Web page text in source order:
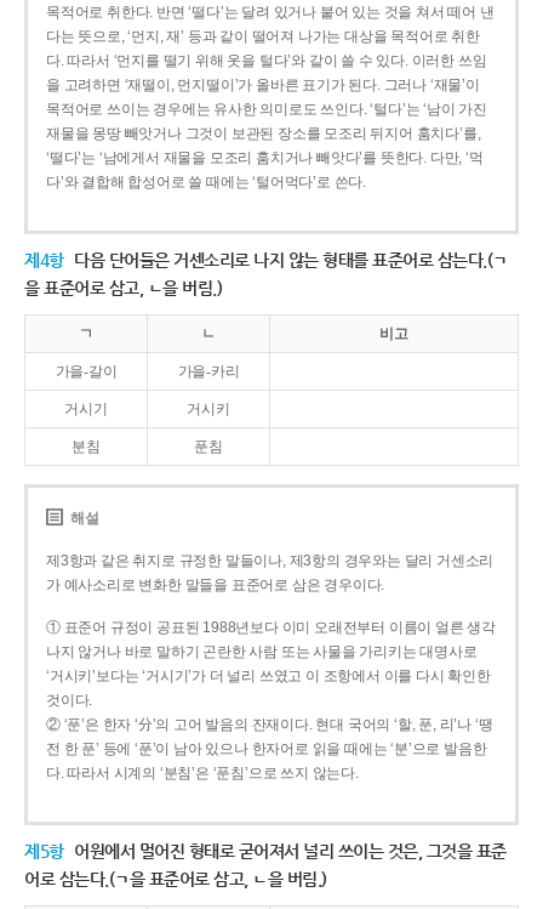
목적어로 취한다. 반면 ‘떨다’는 달려 있거나 붙어 있는 것을 쳐서 떼어 낸
다는 뜻으로, ‘먼지, 재’ 등과 같이 떨어져 나가는 대상을 목적어로 취한
다. 따라서 ‘먼지를 떨기 위해 옷을 털다’와 같이 쓸 수 있다. 이러한 쓰임
을 고려하면 ‘재떨이, 먼지떨이’가 올바른 표기가 된다. 그러나 ‘재물’이
목적어로 쓰이는 경우에는 유사한 의미로도 쓰인다. ‘털다’는 ‘남이 가진
재물을 몽땅 빼앗거나 그것이 보관된 장소를 모조리 뒤지어 훔치다’를,
‘떨다’는 ‘남에게서 재물을 모조리 훔치거나 빼앗다’를 뜻한다. 다만, ‘먹
다’와 결합해 합성어로 쓸 때에는 ‘털어먹다’로 쓴다.
제4항 다음 단어들은 거센소리로 나지 않는 형태를 표준어로 삼는다.(ㄱ
을 표준어로 삼고, ㄴ을 버림.)
ㄱ ㄴ 비고
가을-갈이 가을-카리
거시기 거시키
분침 푼침
해설
제3항과 같은 취지로 규정한 말들이나, 제3항의 경우와는 달리 거센소리
가 예사소리로 변화한 말들을 표준어로 삼은 경우이다.
① 표준어 규정이 공표된 1988년보다 이미 오래전부터 이름이 얼른 생각
나지 않거나 바로 말하기 곤란한 사람 또는 사물을 가리키는 대명사로
‘거시키’보다는 ‘거시기’가 더 널리 쓰였고 이 조항에서 이를 다시 확인한
것이다.
② ‘푼’은 한자 ‘分’의 고어 발음의 잔재이다. 현대 국어의 ‘할, 푼, 리’나 ‘땡
전 한 푼’ 등에 ‘푼’이 남아 있으나 한자어로 읽을 때에는 ‘분’으로 발음한
다. 따라서 시계의 ‘분침’은 ‘푼침’으로 쓰지 않는다.
제5항 어원에서 멀어진 형태로 굳어져서 널리 쓰이는 것은, 그것을 표준
어로 삼는다.(ㄱ을 표준어로 삼고, ㄴ을 버림.)